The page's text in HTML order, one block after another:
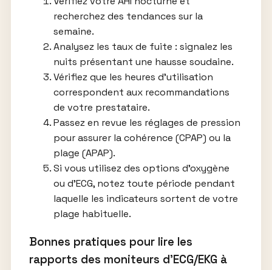
recherchez des tendances sur la
semaine.
Analysez les taux de fuite : signalez les
nuits présentant une hausse soudaine.
Vérifiez que les heures d’utilisation
correspondent aux recommandations
de votre prestataire.
Passez en revue les réglages de pression
pour assurer la cohérence (CPAP) ou la
plage (APAP).
Si vous utilisez des options d’oxygène
ou d’ECG, notez toute période pendant
laquelle les indicateurs sortent de votre
plage habituelle.
Bonnes pratiques pour lire les
rapports des moniteurs d’ECG/EKG à